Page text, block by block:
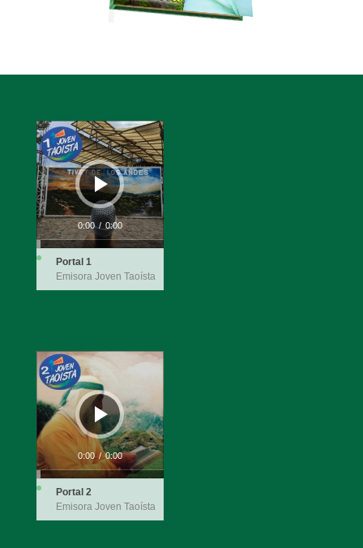
Reproductor
de
audio
0:00 / 0:00
Portal 1
Emisora Joven Taoísta
Reproductor
de
audio
0:00 / 0:00
Portal 2
Emisora Joven Taoísta